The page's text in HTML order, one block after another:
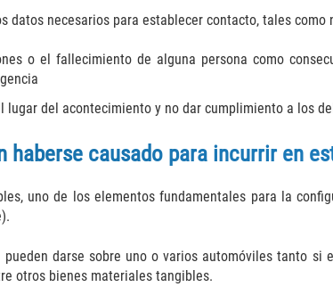
datos necesarios para establecer contacto, tales
o el fallecimiento de alguna persona como
lugar del acontecimiento y no dar cumplimiento a los
haberse causado para incurrir en
uno de los elementos fundamentales para la
darse sobre uno o varios automóviles tanto
otros bienes materiales tangibles.